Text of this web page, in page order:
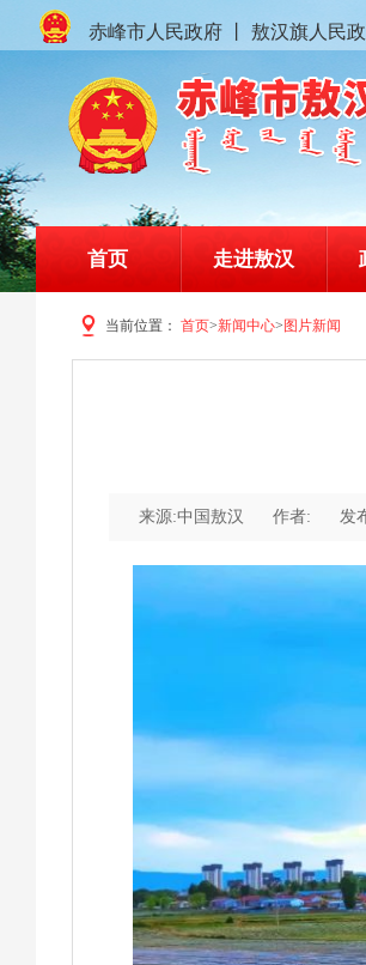
赤峰市人民政府 敖汉旗人民
首页 走进敖汉
当前位置： 首页>新闻中心> 图片新闻
来源:中国敖汉 作者: 发